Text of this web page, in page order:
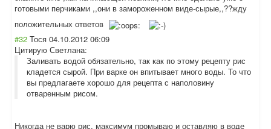
готовыми перчиками ,,они в замороженном виде-сырые,,??жду
положительных ответов
#32 Тося 04.10.2012 06:09
Цитирую Светлана:
Заливать водой обязательно, так как по этому рецепту рис
кладется сырой. При варке он впитывает много воды. То что
вы предлагаете хорошо для рецепта с наполовину
отваренным рисом.
Никогда не варю рис, максимум промываю и оставляю в воде